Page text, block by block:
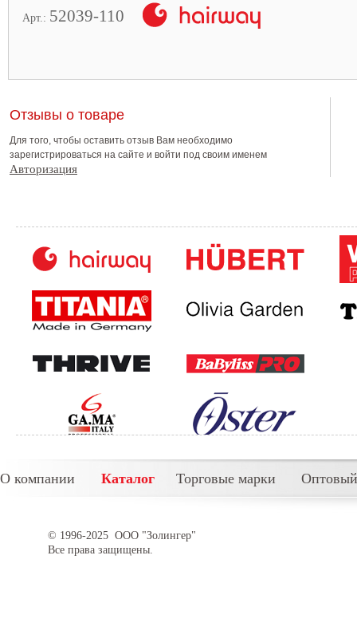
Арт.: 52039-110
Отзывы о товаре
Для того, чтобы оставить отзыв Вам необходимо
зарегистрироваться на сайте и войти под своим именем
Авторизация
О компании Каталог Торговые марки
© 1996-2025 ООО "Золингер"
Все права защищены.